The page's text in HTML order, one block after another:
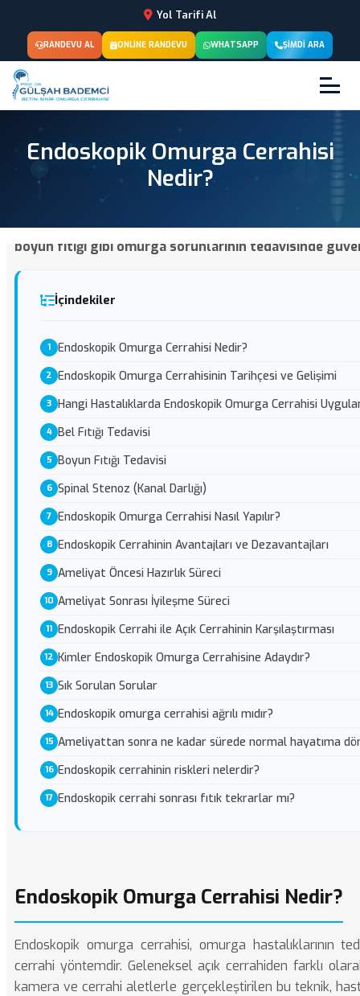
Yol Tarifi Al
RANDEVU AL ONLINE RANDEVU WHATSAPP ŞIMDI ARA
Endoskopik Omurga Cerrahisi
Nedir?
Endoskopik omurga cerrahisi, küçük kesilerle
boyun fıtığı gibi omurga sorunlarının tedavisinde
İçindekiler
Endoskopik Omurga Cerrahisi Nedir?
Endoskopik Omurga Cerrahisinin Tarihçesi ve Gelişimi
Hangi Hastalıklarda Endoskopik Omurga Cerrahisi
Bel Fıtığı Tedavisi
Boyun Fıtığı Tedavisi
Spinal Stenoz (Kanal Darlığı)
Endoskopik Omurga Cerrahisi Nasıl Yapılır?
Endoskopik Cerrahinin Avantajları ve Dezavantajları
Ameliyat Öncesi Hazırlık Süreci
Ameliyat Sonrası İyileşme Süreci
Endoskopik Cerrahi ile Açık Cerrahinin Karşılaştırması
Kimler Endoskopik Omurga Cerrahisine Adaydır?
Sık Sorulan Sorular
Endoskopik omurga cerrahisi ağrılı mıdır?
Ameliyattan sonra ne kadar sürede normal hayatıma
Endoskopik cerrahinin riskleri nelerdir?
Endoskopik cerrahi sonrası fıtık tekrarlar mı?
Endoskopik Omurga Cerrahisi Nedir?
Endoskopik omurga cerrahisi, omurga hastalıklarının
cerrahi yöntemdir. Geleneksel açık cerrahiden farklı
kamera ve cerrahi aletlerle gerçekleştirilen bu teknik,